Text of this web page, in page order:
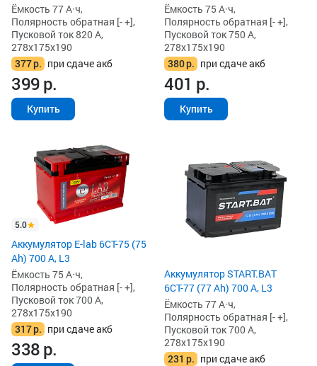
Ёмкость 77 А·ч,
Полярность обратная [- +],
Пусковой ток 820 А,
278x175x190
377р. при сдаче акб
399р.
Купить
Ёмкость 75 А·ч,
Полярность обратная [- +],
Пусковой ток 750 А,
278x175x190
380р. при сдаче акб
401 р.
Купить
5.0
Аккумулятор E-lab 6СТ-75 (75
Ah) 700 А, L3
Ёмкость 75 А·ч,
Полярность обратная [- +],
Пусковой ток 700 А,
278x175x190
317р. при сдаче акб
338р.
Аккумулятор START.BAT
6СТ-77 (77 Ah) 700 А, L3
Ёмкость 77 А·ч,
Полярность обратная [- +],
Пусковой ток 700 А,
278x175x190
231 р. при сдаче акб